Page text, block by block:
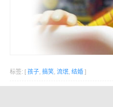
标签: [ 孩子, 搞笑, 流氓, 结婚 ]